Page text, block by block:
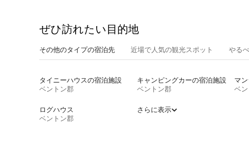
ぜひ訪⁠れ⁠た⁠い目⁠的⁠地
その他のタ⁠イ⁠プ⁠の宿⁠泊⁠先 近場で人気の観光スポット やる
タイニーハウスの宿泊施設
ベントン郡
キャンピングカーの宿泊施設
ベントン郡
マ
ベ
ログハウス
ベントン郡
さらに表示